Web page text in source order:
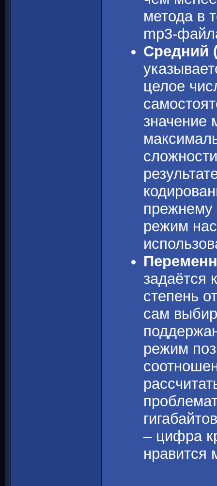
метода в
mp3-
Средний
целое
прежнему
режим
задаётся
степень
сам
режим
– цифра
нравится